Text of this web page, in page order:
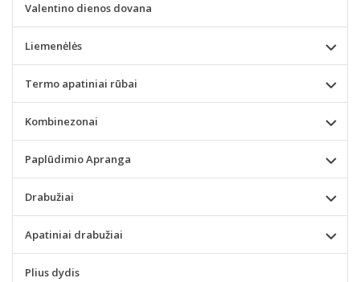
Valentino dienos dovana
Liemenėlės
Termo apatiniai rūbai
Kombinezonai
Paplūdimio Apranga
Drabužiai
Apatiniai drabužiai
Plius dydis